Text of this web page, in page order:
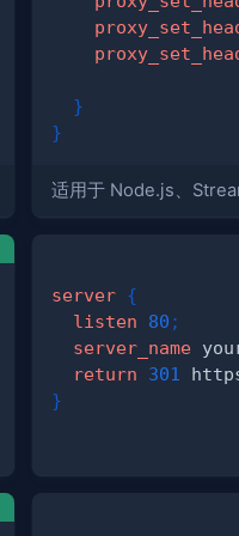
}
}
适用于 Node.js、
server {
listen
80 ;
server_name
return
301
}